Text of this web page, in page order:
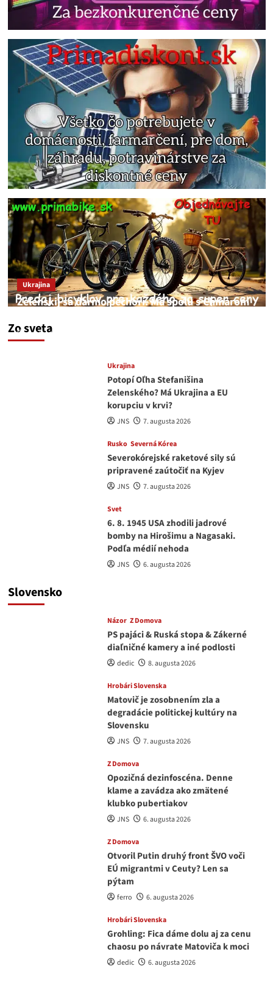
Zo sveta
Ukrajina
Zelenskij sa darmo pechorí. Má spolu s Chmarom
medvedar
Ukrajina
Potopí Oľha Stefanišina
Zelenského? Má Ukrajina a EU
korupciu v krvi?
JNS 7. augusta 2026
Rusko Severná Kórea
Severokórejské raketové sily sú
pripravené zaútočiť na Kyjev
JNS 7. augusta 2026
Svet
6. 8. 1945 USA zhodili jadrové
bomby na Hirošimu a Nagasaki.
Podľa médií nehoda
JNS 6. augusta 2026
Slovensko
Názor Z Domova
PS pajáci & Ruská stopa & Zákerné
diaľničné kamery a iné podlosti
dedic 8. augusta 2026
Hrobári Slovenska
Matovič je zosobnením zla a
degradácie politickej kultúry na
Slovensku
JNS 7. augusta 2026
Z Domova
Opozičná dezinfoscéna. Denne
klame a zavádza ako zmätené
klubko pubertiakov
JNS 6. augusta 2026
Z Domova
Otvoril Putin druhý front ŠVO voči
EÚ migrantmi v Ceuty? Len sa
pýtam
ferro 6. augusta 2026
Hrobári Slovenska
Grohling: Fica dáme dolu aj za cenu
chaosu po návrate Matoviča k moci
dedic 6. augusta 2026